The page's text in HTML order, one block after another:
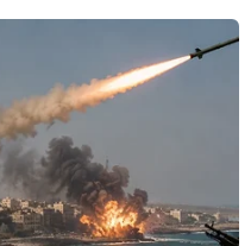
#danh sách truy nã